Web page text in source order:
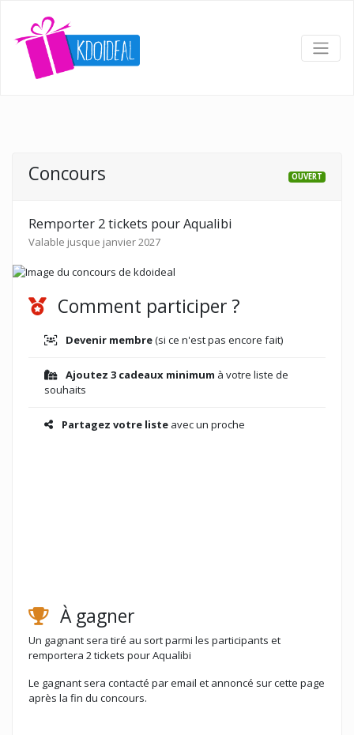
Concours OUVERT
Remporter 2 tickets pour Aqualibi
Valable jusque janvier 2027
Comment participer ?
Devenir membre(si ce n'est pas encore fait)
Ajoutez 3 cadeaux minimum à votre liste de
souhaits
Partagez votre liste avec un proche
À gagner
Un gagnant sera tiré au sort parmi les participants et
remportera 2 tickets pour Aqualibi
Le gagnant sera contacté par email et annoncé sur cette page
après la fin du concours.